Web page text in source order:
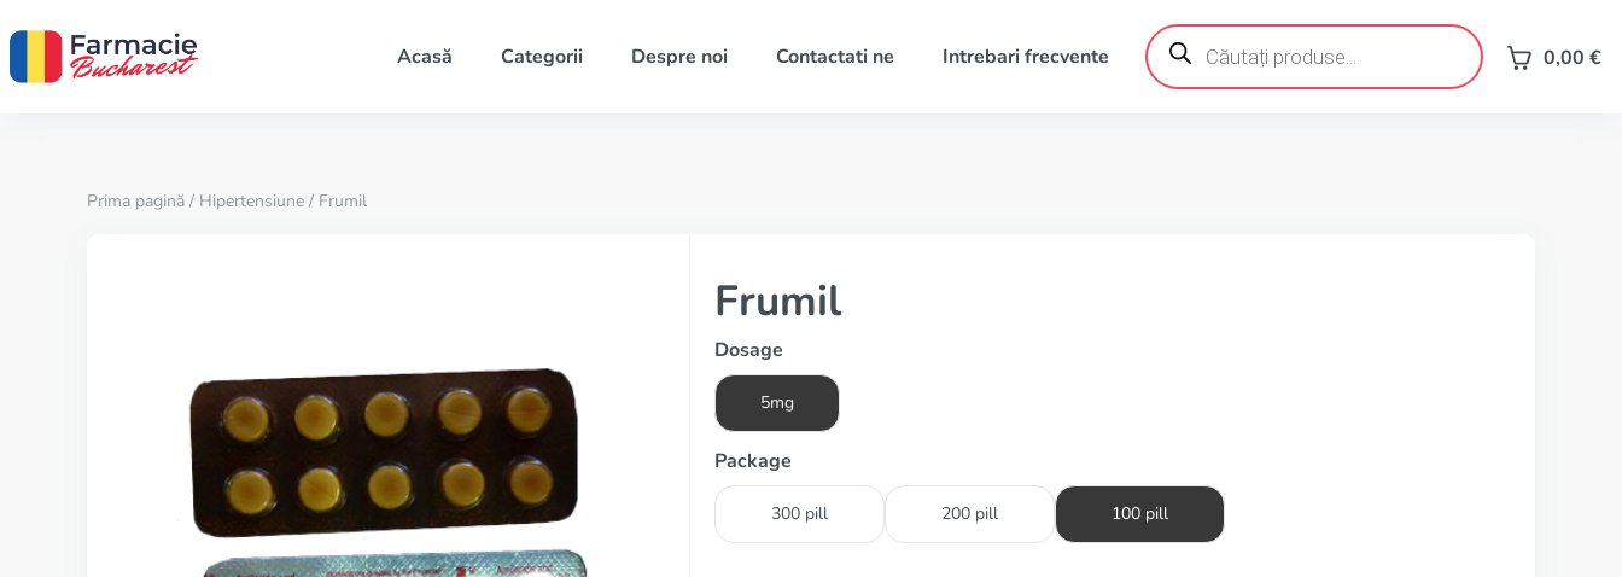
Acasă Categorii Despre noi Contactati ne Intrebari frecvente
Products
search 0,00 €
Prima pagină / Hipertensiune / Frumil
Frumil
Dosage
5mg
Package
300 pill 200 pill 100 pill